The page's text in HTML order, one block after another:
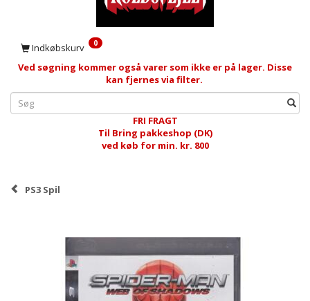
Indkøbskurv 0
Ved søgning kommer også varer som ikke er på lager. Disse
kan fjernes via filter.
FRI FRAGT
Til Bring pakkeshop (DK)
ved køb for min. kr. 800
PS3 Spil